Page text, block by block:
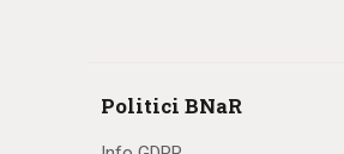
Politici BNaR